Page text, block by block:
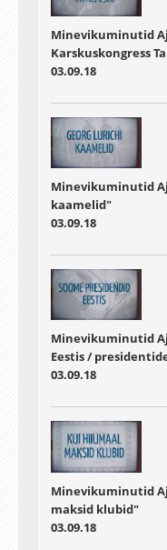
Minevikuminutid
Karskuskongress
03.09.18
Minevikuminutid
kaamelid"
03.09.18
Minevikuminutid
Eestis /
03.09.18
Minevikuminutid
maksid klubid"
03.09.18